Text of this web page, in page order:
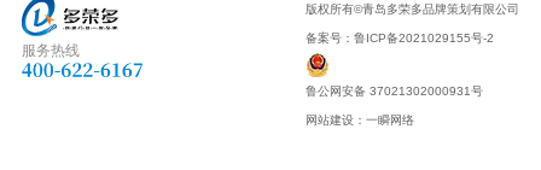
服务热线
版权所有©青岛多荣多品牌策划有限公司
备案号：鲁ICP备2021029155号-2
鲁公网安备 37021302000931号
网站建设 ：一瞬网络